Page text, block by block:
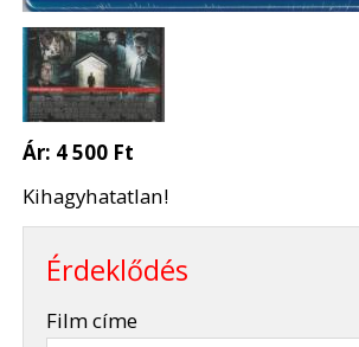
Ár: 4 500 Ft
Kihagyhatatlan!
Érdeklődés
Film címe